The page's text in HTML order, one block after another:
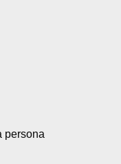
persona